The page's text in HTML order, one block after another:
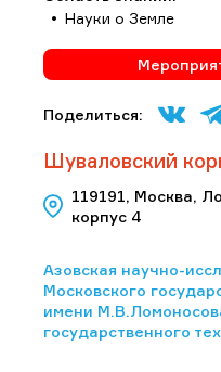
Науки о Земле
Поделиться:
Шуваловский
119191, Москва,
корпус 4
Азовская научно-
Московского
имени
государственного